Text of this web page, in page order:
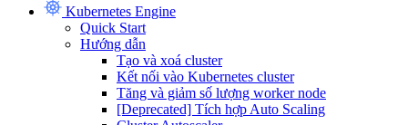
Kubernetes Engine
Quick Start
Hướng dẫn
Tạo và xoá cluster
Kết nối vào Kubernetes cluster
Tăng và giảm số lượng worker node
[Deprecated] Tích hợp Auto Scaling